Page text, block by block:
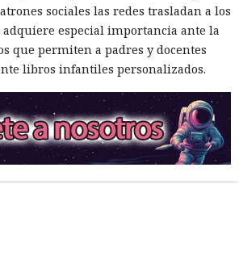
sociales las redes trasladan a los
especial importancia ante la
que permiten a padres y docentes
libros infantiles personalizados.